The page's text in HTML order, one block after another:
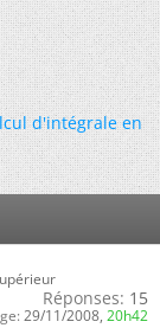
d'intégrale en
Réponses: 15
29/11/2008, 20h42